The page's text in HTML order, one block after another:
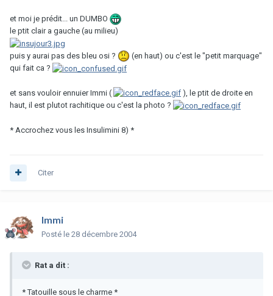
et moi je prédit... un DUMBO
le ptit clair a gauche (au milieu)
puis y aurai pas des bleu osi ?
(en haut) ou c'est le "petit marquage"
qui fait ca ?
et sans vouloir ennuier Immi (
), le ptit de droite en
haut, il est plutot rachitique ou c'est la photo ?
* Accrochez vous les Insulimini 8) *
Citer
Immi
Posté le 28 décembre 2004
Rat a dit :
* Tatouille sous le charme *